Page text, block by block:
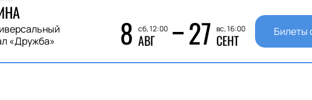
«Дружба»
8 сб, 12:00
АВГ 27 вс, 16:00
СЕНТ Билеты